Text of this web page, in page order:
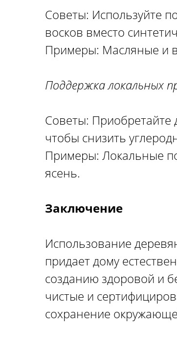
Советы: Используйте
восков вместо
Примеры: Масляные и
Поддержка локальных
Советы: Приобретайте
чтобы снизить
Примеры: Локальные
ясень.
Заключение
Использование
придает дому
созданию здоровой и
чистые и
сохранение